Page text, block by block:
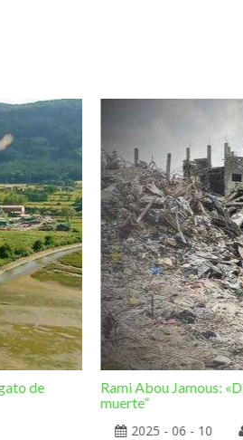
de
Rami Abou Jamous:
muerte”
2025 - 06 - 10